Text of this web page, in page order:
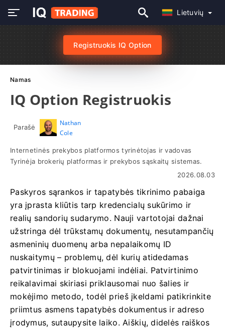
Lietuvių
Registruokis IQ Option
Namas
IQ Option Registruokis
Parašė
Nathan
Cole
Internetinės prekybos platformos tyrinėtojas ir vadovas
Tyrinėja brokerių platformas ir prekybos sąskaitų sistemas.
2026.08.03
Paskyros sąrankos ir tapatybės tikrinimo pabaiga
yra įprasta kliūtis tarp kredencialų sukūrimo ir
realių sandorių sudarymo. Nauji vartotojai dažnai
užstringa dėl trūkstamų dokumentų, nesutampančių
asmeninių duomenų arba nepalaikomų ID
nuskaitymų – problemų, dėl kurių atidedamas
patvirtinimas ir blokuojami indėliai. Patvirtinimo
reikalavimai skiriasi priklausomai nuo šalies ir
mokėjimo metodo, todėl prieš įkeldami patikrinkite
priimtus asmens tapatybės dokumentus ir adreso
įrodymus, sutaupysite laiko. Aiškių, didelės raiškos